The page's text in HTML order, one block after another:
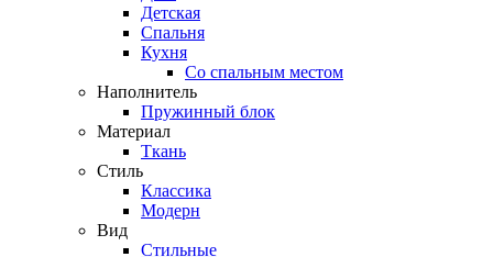
Детская
Спальня
Кухня
Со спальным местом
Наполнитель
Пружинный блок
Материал
Ткань
Стиль
Классика
Модерн
Вид
Стильные